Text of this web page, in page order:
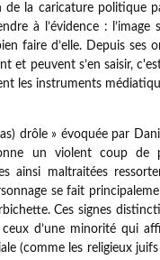
de la caricature politique
à l’évidence : l’image
faire d’elle. Depuis ses
et peuvent s’en saisir,
les instruments
drôle » évoquée par
un violent coup de
ainsi maltraitées
se fait
Ces signes
d’une minorité qui
(comme les religieux